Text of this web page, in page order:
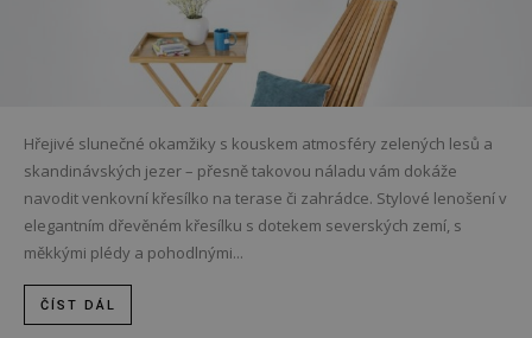
Hřejivé slunečné okamžiky s kouskem atmosféry zelených lesů a
skandinávských jezer – přesně takovou náladu vám dokáže
navodit venkovní křesílko na terase či zahrádce. Stylové lenošení v
elegantním dřevěném křesílku s dotekem severských zemí, s
měkkými plédy a pohodlnými...
ČÍST DÁL